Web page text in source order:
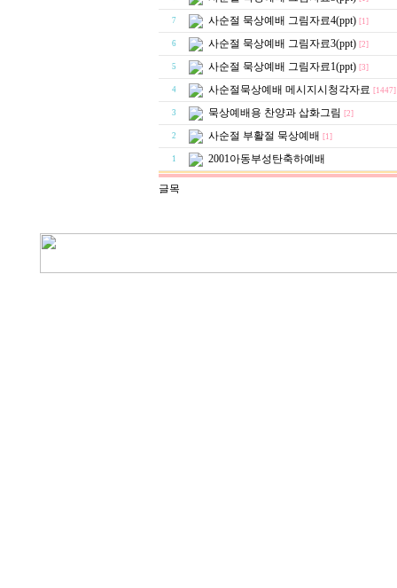
7 사순절 묵상예배 그림자료4(ppt) [1]
6 사순절 묵상예배 그림자료3(ppt) [2]
5 사순절 묵상예배 그림자료1(ppt) [3]
4 사순절묵상예배 메시지시청각자료 [1447]
3 묵상예배용 찬양과 삽화그림 [2]
2 사순절 부활절 묵상예배 [1]
1 2001아동부성탄축하예배